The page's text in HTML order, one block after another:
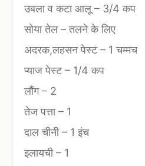
उबला व कटा आलू – 3/4 कप
सोया तेल –तलने के लिए
अदरक,लहसन पेस्ट– 1 चम्मच
प्याज पेस्ट– 1/4 कप
लौंग– 2
तेज पत्ता– 1
दाल चीनी– 1 इंच
इलायची– 1